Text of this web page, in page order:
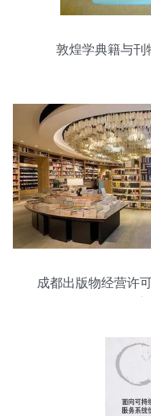
敦煌学典籍与刊
成都出版物经营许